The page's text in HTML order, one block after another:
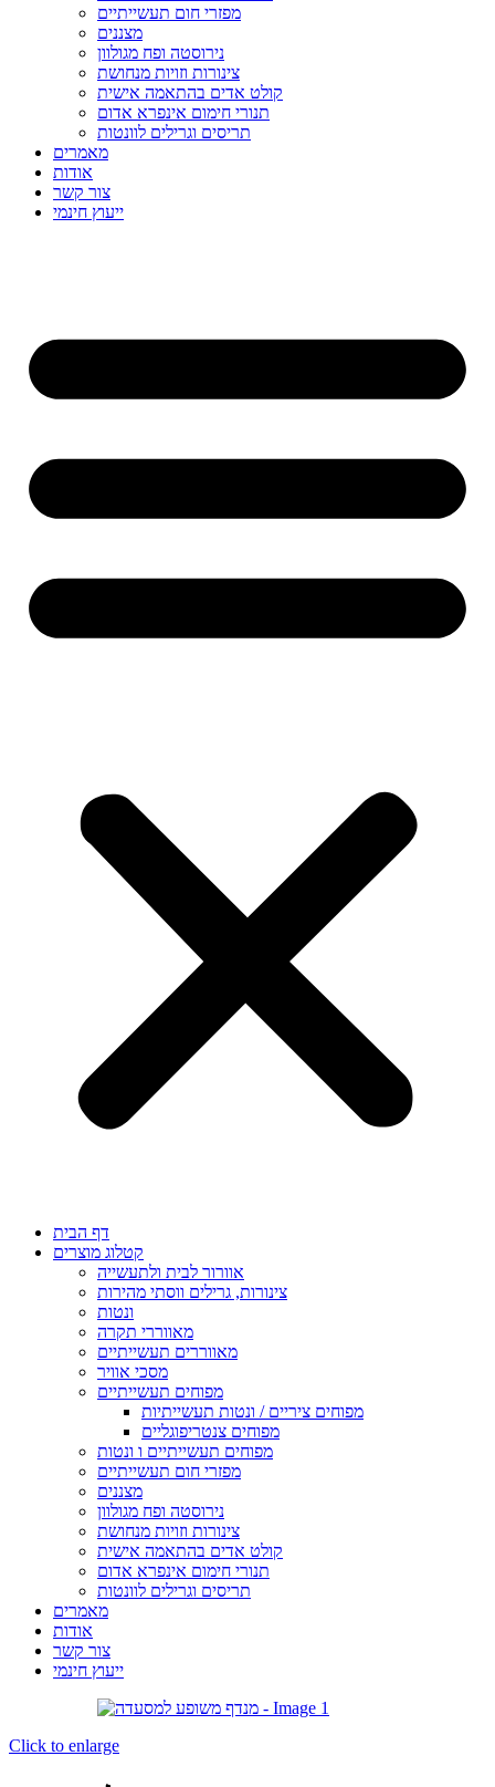
מפזרי חום תעשייתיים
מצננים
נירוסטה ופח מגולוון
צינורות וזויות מנחושת
קולט אדים בהתאמה אישית
תנורי חימום אינפרא אדום
תריסים וגרילים לוונטות
מאמרים
אודות
צור קשר
ייעוץ חינמי
דף הבית
קטלוג מוצרים
אוורור לבית ולתעשייה
צינורות, גרילים ווסתי מהירות
ונטות
מאווררי תקרה
מאווררים תעשייתיים
מסכי אוויר
מפוחים תעשייתיים
מפוחים ציריים / ונטות תעשייתיות
מפוחים צנטריפוגליים
מפוחים תעשייתיים ו ונטות
מפזרי חום תעשייתיים
מצננים
נירוסטה ופח מגולוון
צינורות וזויות מנחושת
קולט אדים בהתאמה אישית
תנורי חימום אינפרא אדום
תריסים וגרילים לוונטות
מאמרים
אודות
צור קשר
ייעוץ חינמי
Click to enlarge